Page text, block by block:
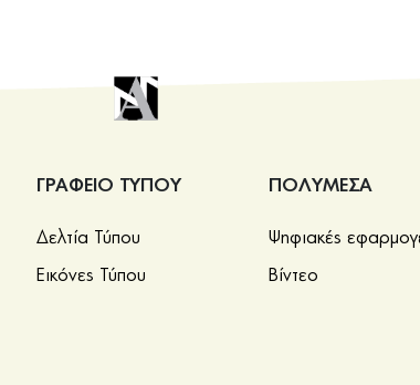
ΓΡΑΦΕΙΟ ΤΥΠΟΥ
Δελτία Τύπου
Εικόνες Τύπου
ΠΟΛΥΜΕΣΑ
Ψηφιακές
Βίντεο